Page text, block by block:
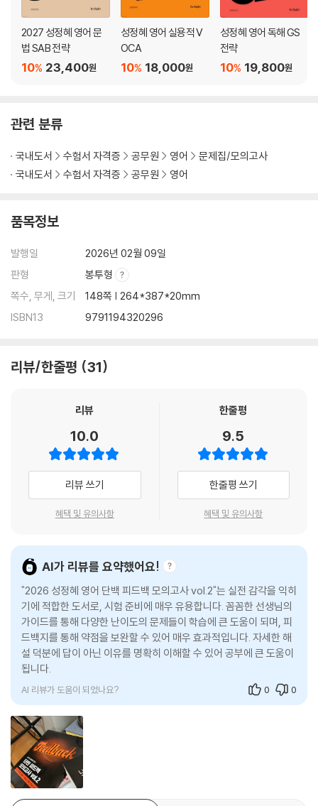
2027 성정혜 영어 문
법 SAB 전략
23,400원
10%
성정혜 영어 실용적 V
OCA
18,000원
10%
성정혜 영어 독해 GS
전략
19,800원
10%
관련 분류
국내도서 수험서 자격증 공무원 영어
문제집/모의고사
국내도서
수험서 자격증 공무원 영어
품목정보
발행일
2026년 02월 09일
판형
봉투형
쪽수, 무게, 크기
148쪽 | 264*387*20mm
ISBN13
9791194320296
리뷰/한줄평 31
리뷰
10.0
리뷰 쓰기
혜택 및 유의사항
한줄평
9.5
한줄평 쓰기
혜택 및 유의사항
AI가 리뷰를 요약했어요!
"2026 성정혜 영어 단백 피드백 모의고사 vol.2"는 실전 감각을 익히
기에 적합한 도서로, 시험 준비에 매우 유용합니다. 꼼꼼한 선생님의
가이드를 통해 다양한 난이도의 문제들이 학습에 큰 도움이 되며, 피
드백지를 통해 약점을 보완할 수 있어 매우 효과적입니다. 자세한 해
설 덕분에 답이 아닌 이유를 명확히 이해할 수 있어 공부에 큰 도움이
됩니다.
AI 리뷰가 도움이 되었나요? 0 0